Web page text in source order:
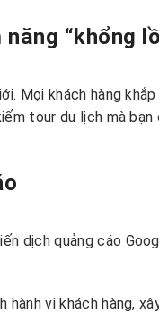
“khổng
Mọi khách hàng
tour du lịch mà
dịch quảng cáo
hành vi khách hàng,